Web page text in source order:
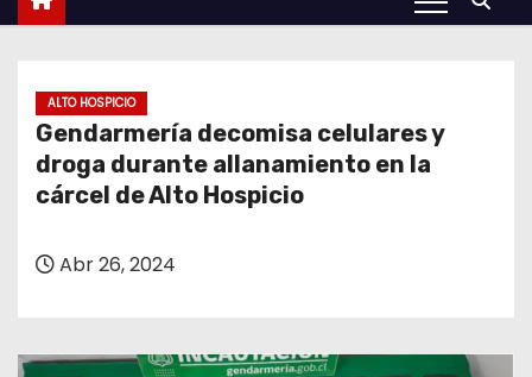
ALTO HOSPICIO
Gendarmería decomisa celulares y
droga durante allanamiento en la
cárcel de Alto Hospicio
Abr 26, 2024